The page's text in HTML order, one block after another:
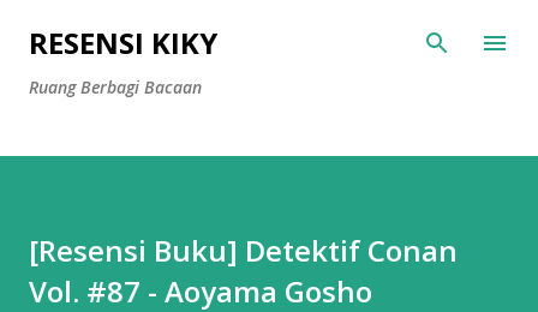
Langsung ke konten utama
RESENSI KIKY
Ruang Berbagi Bacaan
[Resensi Buku] Detektif Conan
Vol. #87 - Aoyama Gosho